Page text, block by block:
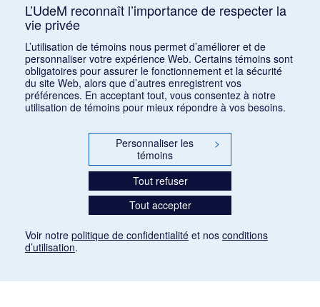
Tybalt
L’UdeM reconnaît l’importance de respecter la
vie privée
L’utilisation de témoins nous permet d’améliorer et de
personnaliser votre expérience Web. Certains témoins sont
obligatoires pour assurer le fonctionnement et la sécurité
du site Web, alors que d’autres enregistrent vos
préférences. En acceptant tout, vous consentez à notre
utilisation de témoins pour mieux répondre à vos besoins.
Personnaliser les
témoins
>
Tout refuser
Tout accepter
Voir notre politique de confidentialité et nos conditions
d’utilisation.